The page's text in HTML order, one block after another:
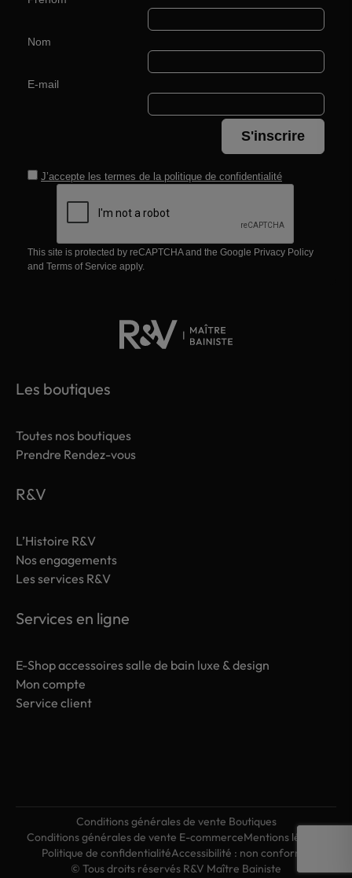
Nom
E-mail
S'inscrire
J’accepte les termes de la politique de confidentialité
This site is protected by reCAPTCHA and the Google Privacy Policy
and Terms of Service apply.
Les boutiques
Toutes nos boutiques
Prendre Rendez-vous
R&V
L’Histoire R&V
Nos engagements
Les services R&V
Services en ligne
E-Shop accessoires salle de bain luxe & design
Mon compte
Service client
Conditions générales de vente Boutiques
Conditions générales de vente E-commerceMentions légales
Politique de confidentialitéAccessibilité : non conforme
© Tous droits réservés R&V Maître Bainiste